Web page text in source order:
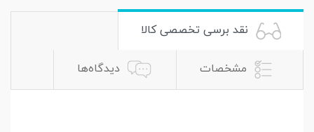
نقد برسی تخصصی کالا
مشخصات دیدگاه‌ها